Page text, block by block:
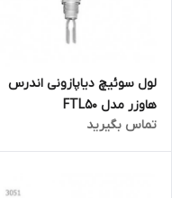
لول سوئیچ دیاپازونی اندرس
هاوزر مدل FTL50
تماس بگیرید